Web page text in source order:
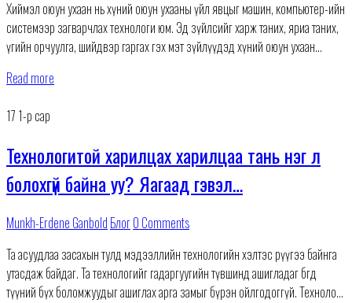
Хиймэл оюун ухаан нь хүний оюун ухааны үйл явцыг машин, компьютер-ийн
системээр загварчлах технологи юм. Эд зүйлсийг харж таних, яриа таних,
үгийн орчуулга, шийдвэр гаргах гэх мэт зүйлүүдэд хүний оюун ухаан
Read more
17 1-р сар
Технологитой харилцах харилцаа тань нэг л
болохгүй байна уу? Яагаад гэвэл…
Munkh-Erdene Ganbold Блог0 Comments
Та асуудлаа засахын тулд мэдээллийн технологийн хэлтэс рүүгээ байнга
утасдаж байдаг. Та технологийг гадаргуугийн түвшинд ашигладаг бөгөөд
түүний бүх боломжуудыг ашиглах арга замыг бүрэн ойлгодоггүй. Технологи